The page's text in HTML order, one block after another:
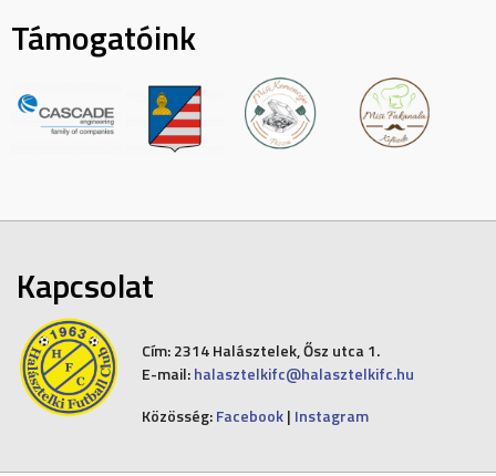
Támogatóink
Kapcsolat
Cím:2314 Halásztelek, Ősz utca 1.
E-mail: halasztelkifc@halasztelkifc.hu
Közösség: Facebook| Instagram